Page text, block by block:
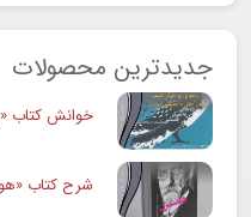
جدیدترین محصولات
خوانش کتاب
شرح کتاب